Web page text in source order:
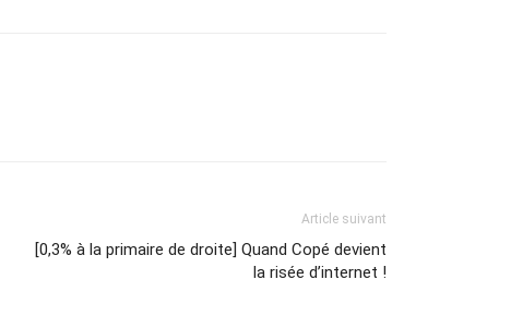
Article suivant
[0,3% à la primaire de droite] Quand Copé devient
la risée d’internet !